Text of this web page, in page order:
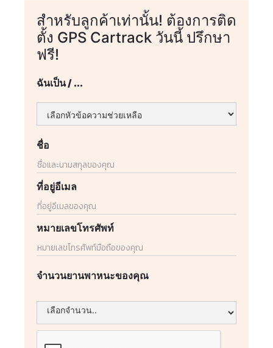
สำหรับลูกค้าเท่านั้น! ต้องการติด
ตั้ง GPS Cartrack วันนี้ ปรึกษา
ฟรี!
ฉันเป็น / ...
ชื่อ
ที่อยู่อีเมล
หมายเลขโทรศัพท์
จำนวนยานพาหนะของคุณ